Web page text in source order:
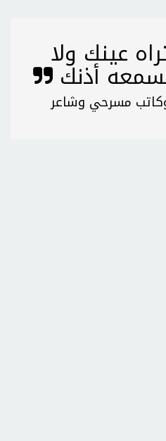
عينك ولا
أذنك
مسرحي وشاعر